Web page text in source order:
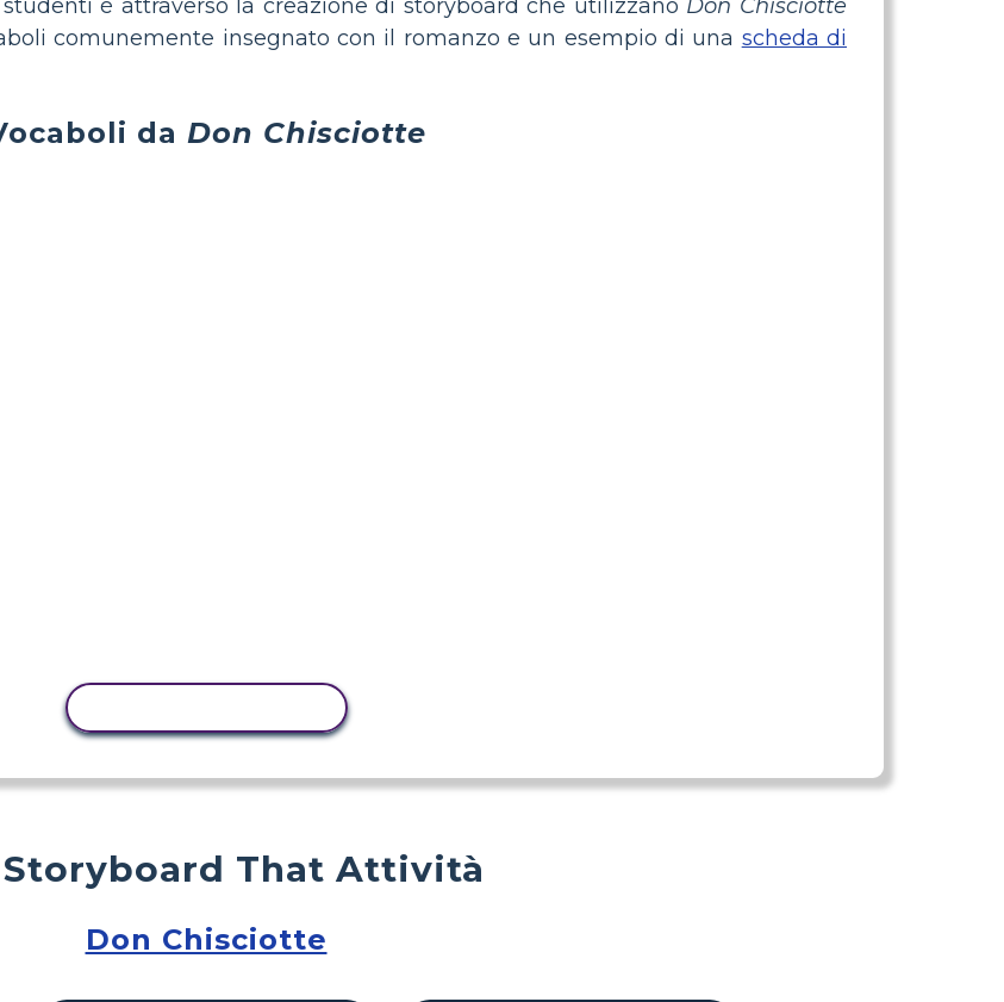
è attraverso la creazione di storyboard che utilizzano Don Chisciotte
comunemente insegnato con il romanzo e un esempio di una scheda di
da Don Chisciotte
That Attività
Don Chisciotte